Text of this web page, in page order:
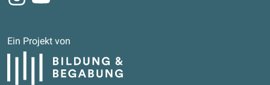
Ein Projekt von
Bildung und Begabung